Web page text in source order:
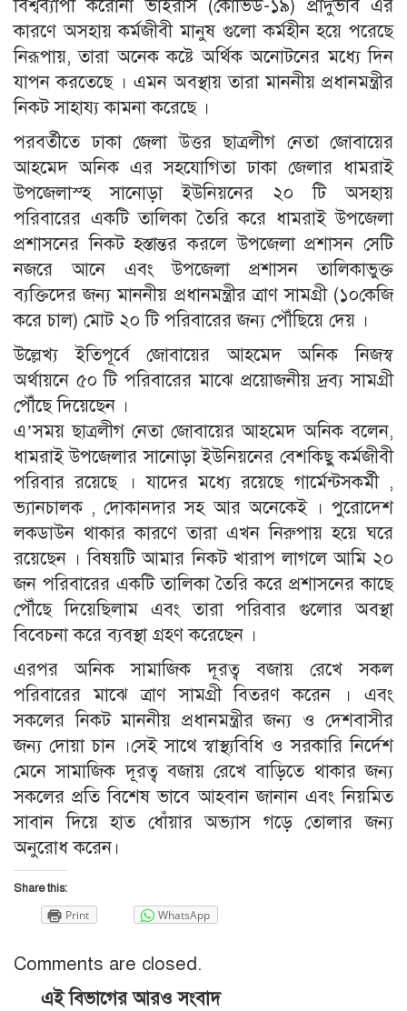
বিশ্বব্যাপী করোনা ভাইরাস (কোভিড-১৯) প্রাদুর্ভাব এর
কারণে অসহায় কর্মজীবী মানুষ গুলো কর্মহীন হয়ে পরেছে
নিরূপায়, তারা অনেক কষ্টে অর্থিক অনোটনের মধ্যে দিন
যাপন করতেছে । এমন অবস্থায় তারা মাননীয় প্রধানমন্ত্রীর
নিকট সাহায্য কামনা করেছে ।
পরবর্তীতে ঢাকা জেলা উত্তর ছাত্রলীগ নেতা জোবায়ের
আহমেদ অনিক এর সহযোগিতা ঢাকা জেলার ধামরাই
উপজেলাস্হ সানোড়া ইউনিয়নের ২০ টি অসহায়
পরিবারের একটি তালিকা তৈরি করে ধামরাই উপজেলা
প্রশাসনের নিকট হস্তান্তর করলে উপজেলা প্রশাসন সেটি
নজরে আনে এবং উপজেলা প্রশাসন তালিকাভুক্ত
ব্যক্তিদের জন্য মাননীয় প্রধানমন্ত্রীর ত্রাণ সামগ্রী (১০কেজি
করে চাল) মোট ২০ টি পরিবারের জন্য পৌঁছিয়ে দেয় ।
উল্লেখ্য ইতিপূর্বে জোবায়ের আহমেদ অনিক নিজস্ব
অর্থায়নে ৫০ টি পরিবারের মাঝে প্রয়োজনীয় দ্রব্য সামগ্রী
পৌঁছে দিয়েছেন ।
এ’সময় ছাত্রলীগ নেতা জোবায়ের আহমেদ অনিক বলেন,
ধামরাই উপজেলার সানোড়া ইউনিয়নের বেশকিছু কর্মজীবী
পরিবার রয়েছে । যাদের মধ্যে রয়েছে গার্মেন্টসকর্মী ,
ভ্যানচালক , দোকানদার সহ আর অনেকেই । পুরোদেশ
লকডাউন থাকার কারণে তারা এখন নিরুপায় হয়ে ঘরে
রয়েছেন । বিষয়টি আমার নিকট খারাপ লাগলে আমি ২০
জন পরিবারের একটি তালিকা তৈরি করে প্রশাসনের কাছে
পৌঁছে দিয়েছিলাম এবং তারা পরিবার গুলোর অবস্থা
বিবেচনা করে ব্যবস্থা গ্রহণ করেছেন ।
এরপর অনিক সামাজিক দূরত্ব বজায় রেখে সকল
পরিবারের মাঝে ত্রাণ সামগ্রী বিতরণ করেন । এবং
সকলের নিকট মাননীয় প্রধানমন্ত্রীর জন্য ও দেশবাসীর
জন্য দোয়া চান ।সেই সাথে স্বাস্থ্যবিধি ও সরকারি নির্দেশ
মেনে সামাজিক দূরত্ব বজায় রেখে বাড়িতে থাকার জন্য
সকলের প্রতি বিশেষ ভাবে আহবান জানান এবং নিয়মিত
সাবান দিয়ে হাত ধোঁয়ার অভ্যাস গড়ে তোলার জন্য
অনুরোধ করেন।
Share this:
Print WhatsApp
Comments are closed.
এই বিভাগের আরও সংবাদ